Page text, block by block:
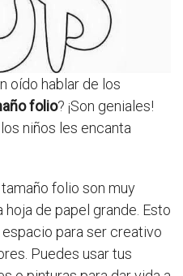
oído hablar de los
folio? ¡Son geniales!
niños les encanta
folio son muy
hoja de papel grande. Esto
para ser creativo
Puedes usar tus